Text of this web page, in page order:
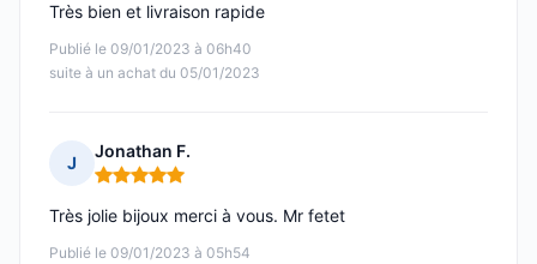
Publié le 09/01/2023 à 06h40
suite à un achat du 05/01/2023
Très bien et livraison rapide
J
Jonathan F.
Note : 5 sur 5
Publié le 09/01/2023 à 05h54
Très jolie bijoux merci à vous. Mr fetet